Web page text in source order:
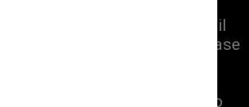
cidades turísticas do Brasil
são 615 km, dos quais quase
Mata Atlântica na Serra do